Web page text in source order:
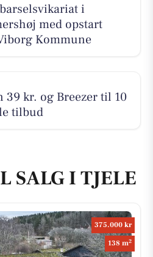
i
med opstart
Kommune
39 kr. og Breezer til 10
tilbud
SALG I TJELE
375.000 kr
138 m2